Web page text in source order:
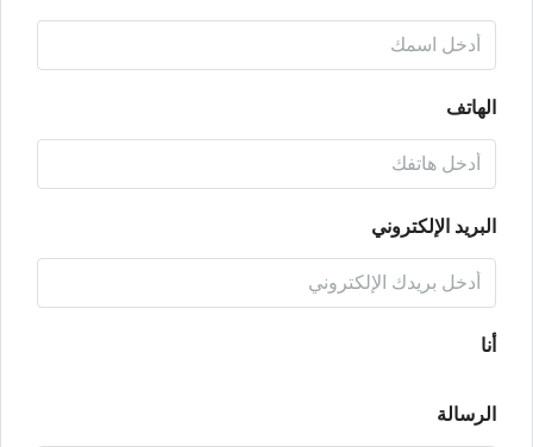
الهاتف
البريد الإلكتروني
أنا
الرسالة